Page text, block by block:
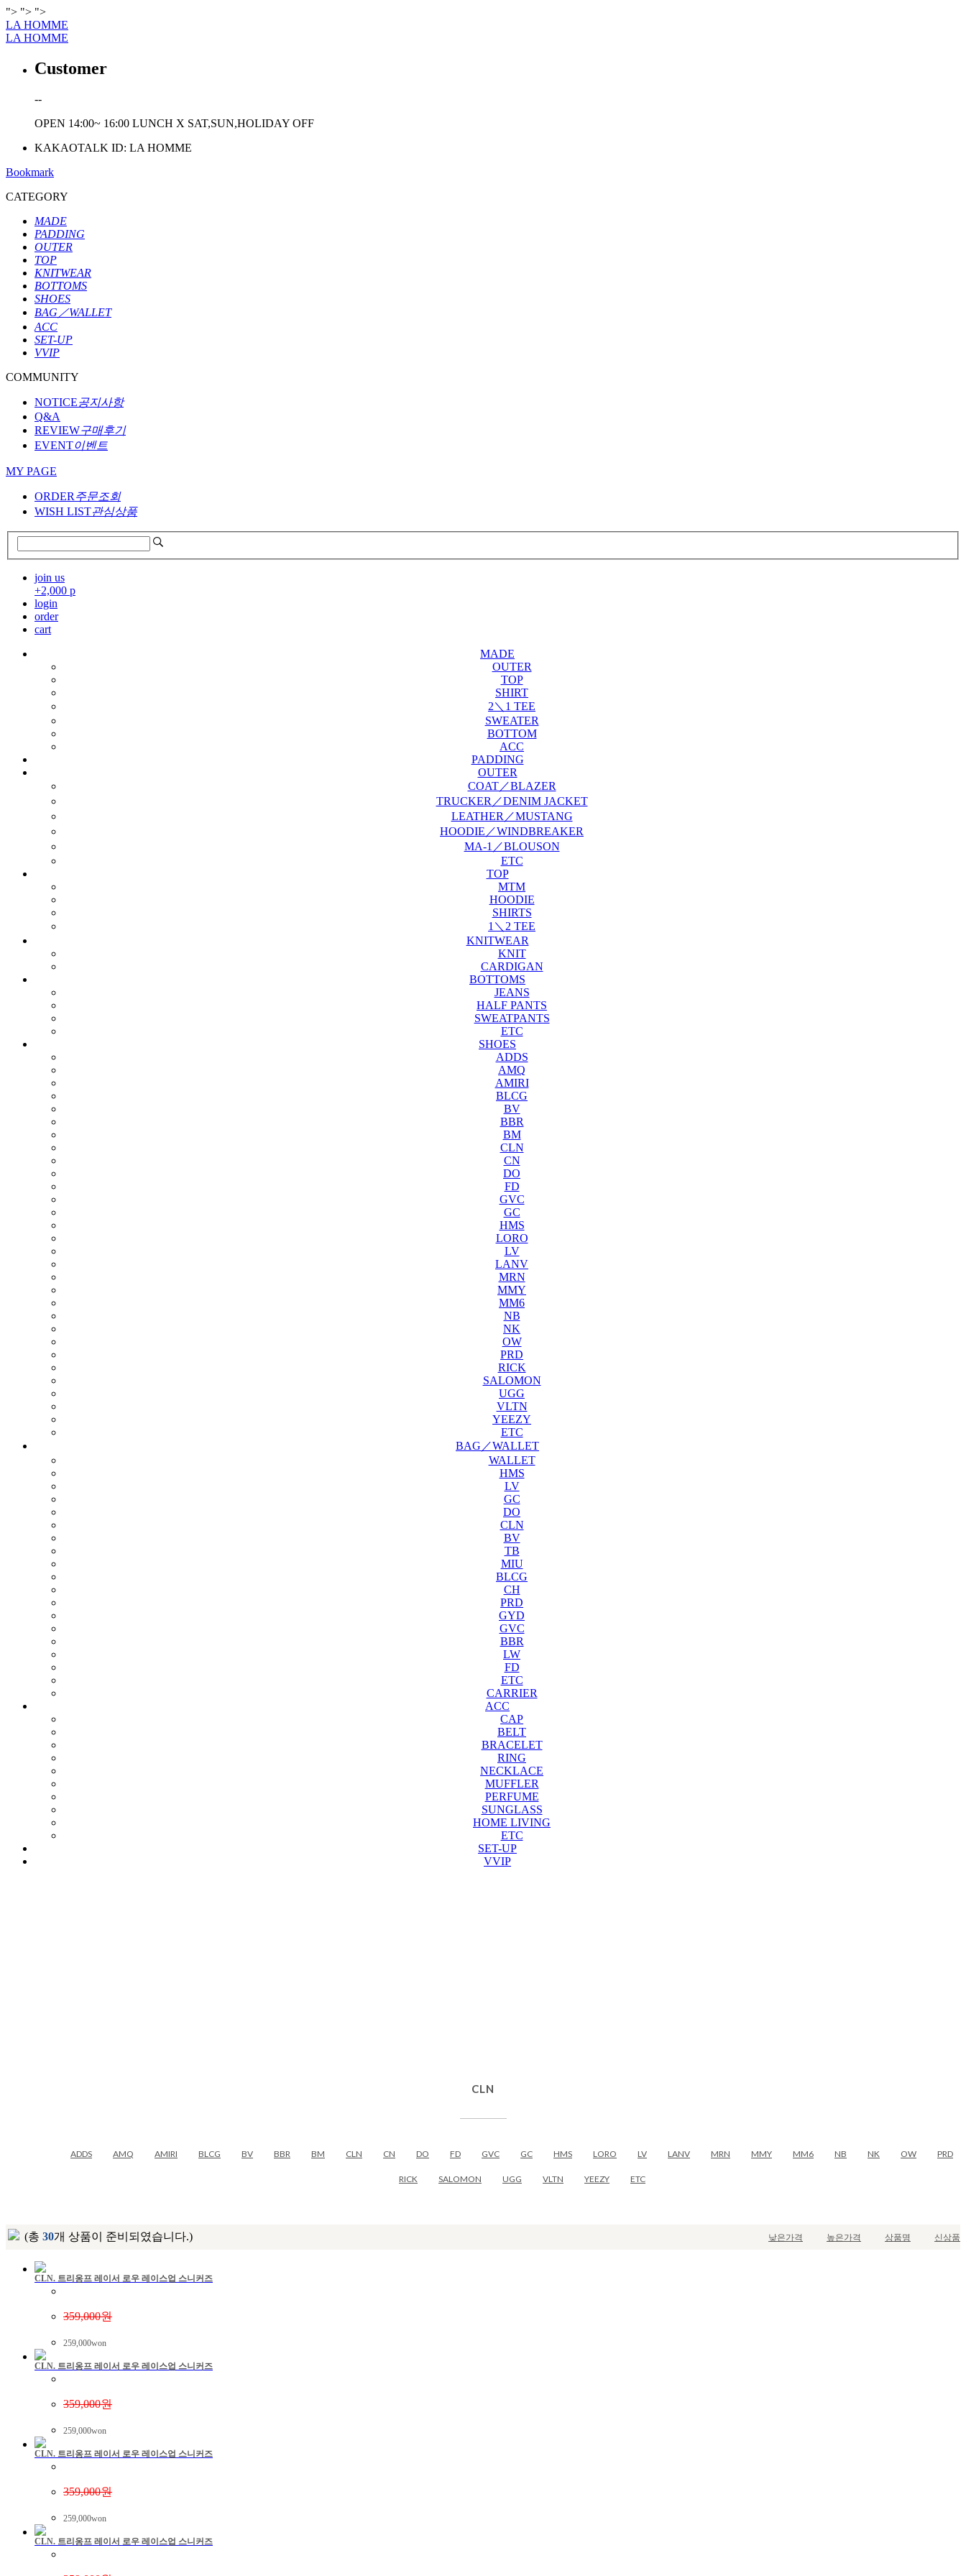
"> "> ">
LA HOMME
LA HOMME
Customer
--
OPEN 14:00~ 16:00 LUNCH X SAT,SUN,HOLIDAY OFF
KAKAOTALK ID: LA HOMME
Bookmark
CATEGORY
MADE
PADDING
OUTER
TOP
KNITWEAR
BOTTOMS
SHOES
BAG／WALLET
ACC
SET-UP
VVIP
COMMUNITY
NOTICE공지사항
Q&A
REVIEW구매후기
EVENT이벤트
MY PAGE
ORDER 주문조회
WISH LIST관심상품
join us
+2,000 p
login
order
cart
MADE
OUTER
TOP
SHIRT
2＼1 TEE
SWEATER
BOTTOM
ACC
PADDING
OUTER
COAT／BLAZER
TRUCKER／DENIM JACKET
LEATHER／MUSTANG
HOODIE／WINDBREAKER
MA-1／BLOUSON
ETC
TOP
MTM
HOODIE
SHIRTS
1＼2 TEE
KNITWEAR
KNIT
CARDIGAN
BOTTOMS
JEANS
HALF PANTS
SWEATPANTS
ETC
SHOES
ADDS
AMQ
AMIRI
BLCG
BV
BBR
BM
CLN
CN
DO
FD
GVC
GC
HMS
LORO
LV
LANV
MRN
MMY
MM6
NB
NK
OW
PRD
RICK
SALOMON
UGG
VLTN
YEEZY
ETC
BAG／WALLET
WALLET
HMS
LV
GC
DO
CLN
BV
TB
MIU
BLCG
CH
PRD
GYD
GVC
BBR
LW
FD
ETC
CARRIER
ACC
CAP
BELT
BRACELET
RING
NECKLACE
MUFFLER
PERFUME
SUNGLASS
HOME LIVING
ETC
SET-UP
VVIP
CLN
ADDS AMQ AMIRI BLCG BV BBR BM CLN CN DO FD GVC GC HMS LORO LV LANV MRN MMY MM6 NB NK OW PRD
RICK SALOMON UGG VLTN YEEZY ETC
(총 30개 상품이 준비되였습니다.) 낮은가격 높은가격 상품명 신상품
CLN. 트리옹프 레이서 로우 레이스업 스니커즈
359,000원
259,000won
CLN. 트리옹프 레이서 로우 레이스업 스니커즈
359,000원
259,000won
CLN. 트리옹프 레이서 로우 레이스업 스니커즈
359,000원
259,000won
CLN. 트리옹프 레이서 로우 레이스업 스니커즈